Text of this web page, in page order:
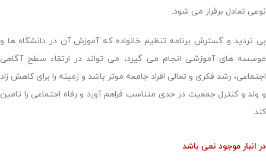
نوعی تعادل برقرار می شود.
بی تردید و گسترش برنامه تنظیم خانواده که آموزش آن در دانشگاه ها و
موسسه های آموزشی انجام می گیرد، می تواند در ارتقاء سطح آگاهی
اجتماعی، رشد فکری و تعالی افراد جامعه موثر باشد و زمینه را برای کاهش زاد
و ولد و کنترل جمعیت در حدی متناسب فراهم آورد و رفاه اجتماعی را تامین
کند.
در انبار موجود نمی باشد